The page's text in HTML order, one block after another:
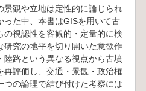
景観や立地は定性的に論じられ
った中、本書はGISを用いて古
の視認性を客観的・定量的に検
研究の地平を切り開いた意欲作
陸路という異なる視点から古墳
再評価し、交通・景観・政治権
つの論理で結び付けた考察には